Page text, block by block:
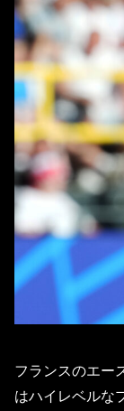
フランスのエー
はハイレベルな